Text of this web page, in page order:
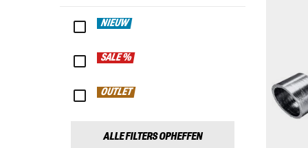
NIEUW
SALE %
OUTLET
ALLE FILTERS OPHEFFEN